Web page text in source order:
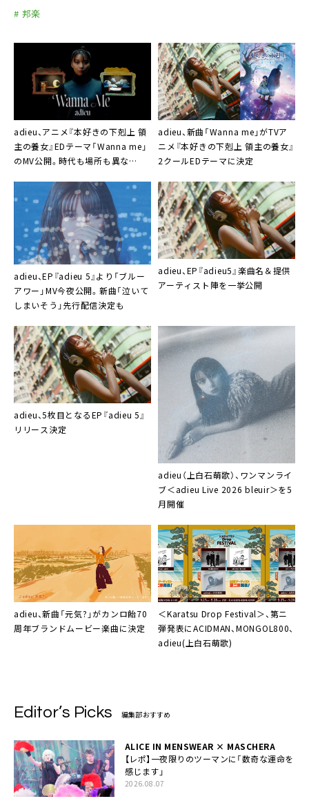
# 邦楽
adieu、アニメ『本好きの下剋上 領
主の養女』EDテーマ「Wanna me」
のMV公開。時代も場所も異な
映像作品に
adieu、新曲「Wanna me」がTVア
ニメ『本好きの下剋上 領主の養女』
2クールEDテーマに決定
adieu、EP『adieu 5』より「ブルー
アワー」MV今夜公開。新曲「泣いて
しまいそう」先行配信決定も
adieu、EP『adieu5』楽曲名＆提供
アーティスト陣を一挙公開
adieu、5枚目となるEP『adieu 5』
リリース決定
adieu（上白石萌歌）、ワンマンライ
ブ＜adieu Live 2026 bleuir＞を5
月開催
adieu、新曲「元気?」がカンロ飴70
周年ブランドムービー楽曲に決定
＜Karatsu Drop Festival＞、第ニ
弾発表にACIDMAN、MONGOL800、
adieu(上白石萌歌)
Editor’s Picks 編集部おすすめ
ALICE IN MENSWEAR × MASCHERA
【レポ】一夜限りのツーマンに「数奇な運命を
感じます」
2026.08.07